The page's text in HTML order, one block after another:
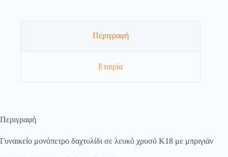
Περιγραφή
Εταιρία
Περιγραφή
Γυναικείο μονόπετρο δαχτυλίδι σε λευκό χρυσό Κ18 με μπριγιάν